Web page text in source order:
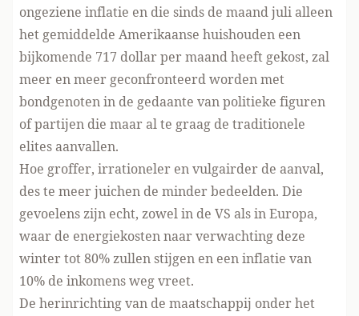
ongeziene inflatie en die sinds de maand juli alleen
het gemiddelde Amerikaanse huishouden een
bijkomende 717 dollar per maand heeft gekost, zal
meer en meer geconfronteerd worden met
bondgenoten in de gedaante van politieke figuren
of partijen die maar al te graag de traditionele
elites aanvallen.
Hoe groffer, irrationeler en vulgairder de aanval,
des te meer juichen de minder bedeelden. Die
gevoelens zijn echt, zowel in de VS als in Europa,
waar de energiekosten naar verwachting deze
winter tot 80% zullen stijgen en een inflatie van
10% de inkomens weg vreet.
De herinrichting van de maatschappij onder het